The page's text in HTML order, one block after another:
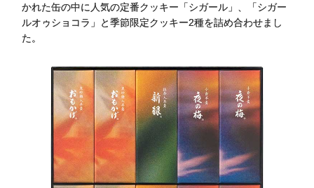
かれた缶の中に人気の定番クッキー「シガール」、「シガー
ルオゥショコラ」と季節限定クッキー2種を詰め合わせまし
た。